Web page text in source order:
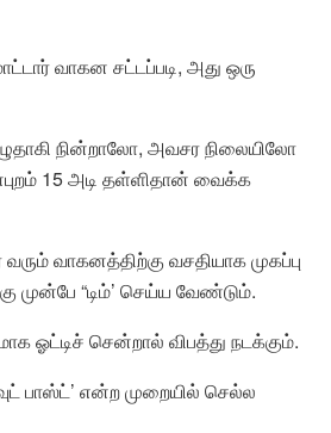
வாகன சட்டப்படி, அது ஒரு
நின்றாலோ, அவசர நிலையிலோ
15 அடி தள்ளிதான் வைக்க
வாகனத்திற்கு வசதியாக முகப்பு
முன்பே “டிம்’ செய்ய வேண்டும்.
ஓட்டிச் சென்றால் விபத்து நடக்கும்.
பாஸ்ட்’ என்ற முறையில் செல்ல